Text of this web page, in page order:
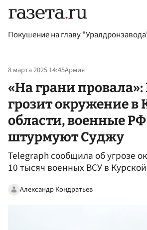
Покушение на главу
8 марта 2025 14:45Армия
«На грани
грозит окружение в
области, военные РФ
штурмуют Суджу
Telegraph сообщила об угрозе
10 тысяч военных ВСУ в
Александр Кондратьев